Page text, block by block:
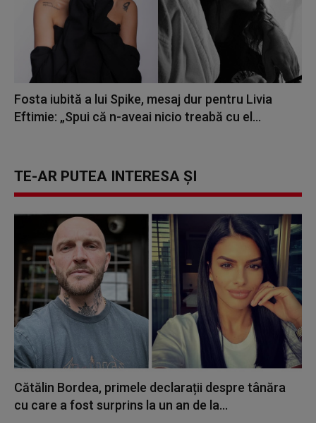
Fosta iubită a lui Spike, mesaj dur pentru Livia
Eftimie: „Spui că n-aveai nicio treabă cu el...
TE-AR PUTEA INTERESA ȘI
Cătălin Bordea, primele declarații despre tânăra
cu care a fost surprins la un an de la...